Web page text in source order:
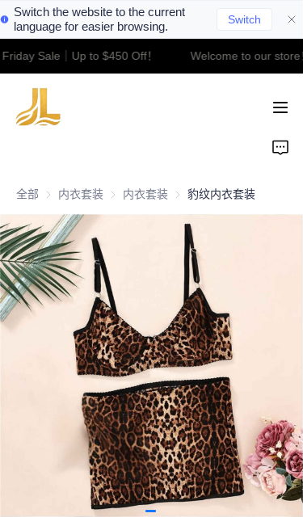
Switch the website to the current
language for easier browsing.
Switch
Sale｜Up to $450 Off！
Welcome to our
Welcome to our
全部 内衣套装 内衣套装
内衣套装 内衣套装
豹纹内衣套装
Home
Product
Contact
News